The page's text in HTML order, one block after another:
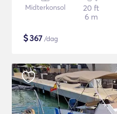
Midterkonsol
20 ft
6 m
$367 /dag